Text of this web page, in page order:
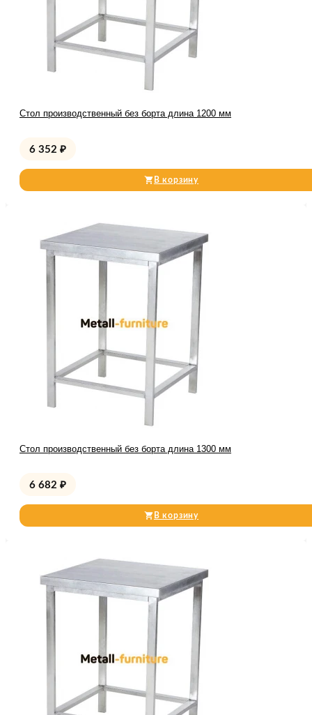
Стол производственный без борта длина 1200 мм
6 352 ₽
В корзину
Стол производственный без борта длина 1300 мм
6 682 ₽
В корзину